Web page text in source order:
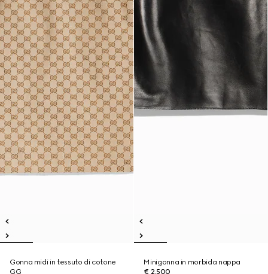
Gonna midi in tessuto di cotone
GG
Minigonna in morbida nappa
€ 2.500